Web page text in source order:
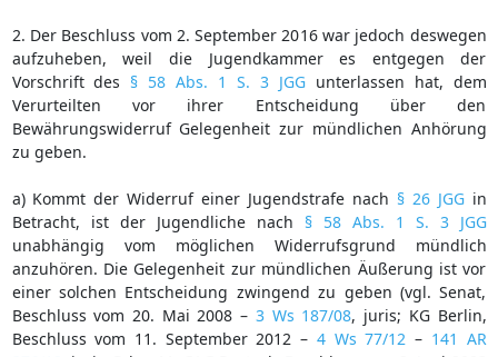
2. Der Beschluss vom 2. September 2016 war jedoch deswegen
aufzuheben, weil die Jugendkammer es entgegen der
Vorschrift des § 58 Abs. 1 S. 3 JGGunterlassen hat, dem
Verurteilten vor ihrer Entscheidung über den
Bewährungswiderruf Gelegenheit zur mündlichen Anhörung
zu geben.
a) Kommt der Widerruf einer Jugendstrafe nach § 26 JGGin
Betracht, ist der Jugendliche nach § 58 Abs. 1 S. 3 JGG
unabhängig vom möglichen Widerrufsgrund mündlich
anzuhören. Die Gelegenheit zur mündlichen Äußerung ist vor
einer solchen Entscheidung zwingend zu geben (vgl. Senat,
Beschluss vom 20. Mai 2008 – 3 Ws 187/08, juris; KG Berlin,
Beschluss vom 11. September 2012 – 4 Ws 77/12 – 141 AR